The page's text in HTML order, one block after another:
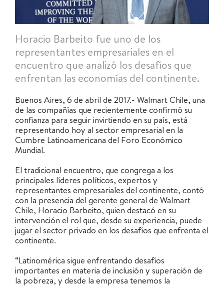
Horacio Barbeito fue uno de los
representantes empresariales en el
encuentro que analizó los desafíos que
enfrentan las economías del continente.
Buenos Aires, 6 de abril de 2017.- Walmart Chile, una
de las compañías que recientemente confirmó su
confianza para seguir invirtiendo en su país, está
representando hoy al sector empresarial en la
Cumbre Latinoamericana del Foro Económico
Mundial.
El tradicional encuentro, que congrega a los
principales líderes políticos, expertos y
representantes empresariales del continente, contó
con la presencia del gerente general de Walmart
Chile, Horacio Barbeito, quien destacó en su
intervención el rol que, desde su experiencia, puede
jugar el sector privado en los desafíos que enfrenta el
continente.
“Latinomérica sigue enfrentando desafíos
importantes en materia de inclusión y superación de
la pobreza, y desde la empresa tenemos la